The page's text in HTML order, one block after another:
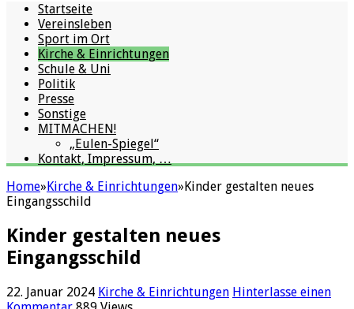
Startseite
Vereinsleben
Sport im Ort
Kirche & Einrichtungen
Schule & Uni
Politik
Presse
Sonstige
MITMACHEN!
„Eulen-Spiegel“
Kontakt, Impressum, …
Home»Kirche & Einrichtungen»Kinder gestalten neues
Eingangsschild
Kinder gestalten neues
Eingangsschild
22. Januar 2024 Kirche & Einrichtungen Hinterlasse einen